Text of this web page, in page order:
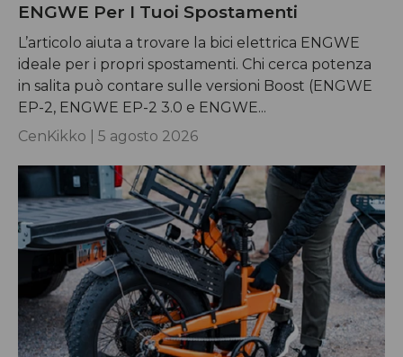
ENGWE Per I Tuoi Spostamenti
L’articolo aiuta a trovare la bici elettrica ENGWE
ideale per i propri spostamenti. Chi cerca potenza
in salita può contare sulle versioni Boost (ENGWE
EP-2, ENGWE EP-2 3.0 e ENGWE...
CenKikko | 5 agosto 2026